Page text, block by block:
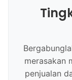
merasakan
penjualan